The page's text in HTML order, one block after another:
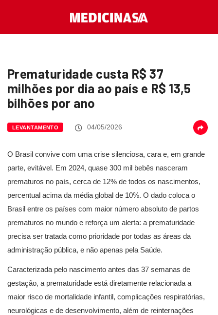
Prematuridade custa R$ 37
milhões por dia ao país e R$ 13,5
bilhões por ano
LEVANTAMENTO 04/05/2026
O Brasil convive com uma crise silenciosa, cara e, em grande
parte, evitável. Em 2024, quase 300 mil bebês nasceram
prematuros no país, cerca de 12% de todos os nascimentos,
percentual acima da média global de 10%. O dado coloca o
Brasil entre os países com maior número absoluto de partos
prematuros no mundo e reforça um alerta: a prematuridade
precisa ser tratada como prioridade por todas as áreas da
administração pública, e não apenas pela Saúde.
Caracterizada pelo nascimento antes das 37 semanas de
gestação, a prematuridade está diretamente relacionada a
maior risco de mortalidade infantil, complicações respiratórias,
neurológicas e de desenvolvimento, além de reinternações